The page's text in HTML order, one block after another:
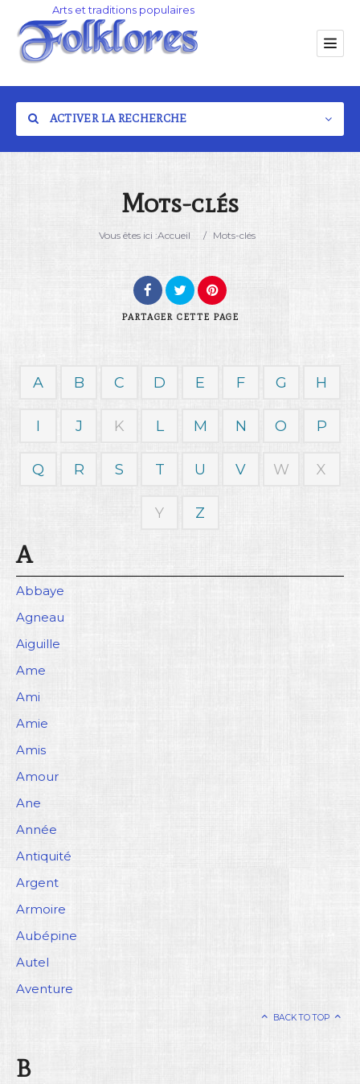
ACTIVER LA RECHERCHE
Rechercher
Mots-clés
Vous êtes ici :Accueil / Mots-clés
PARTAGER CETTE PAGE
A B C D E F G H
I J K L M N O P
Q R S T U V W X
Y Z
A
Abbaye
Agneau
Aiguille
Ame
Ami
Amie
Amis
Amour
Ane
Année
Antiquité
Argent
Armoire
Aubépine
Autel
Aventure
BACK TO TOP
B